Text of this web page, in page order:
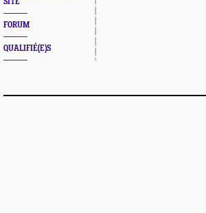
FORUM
QUALIFIÉ(E)S